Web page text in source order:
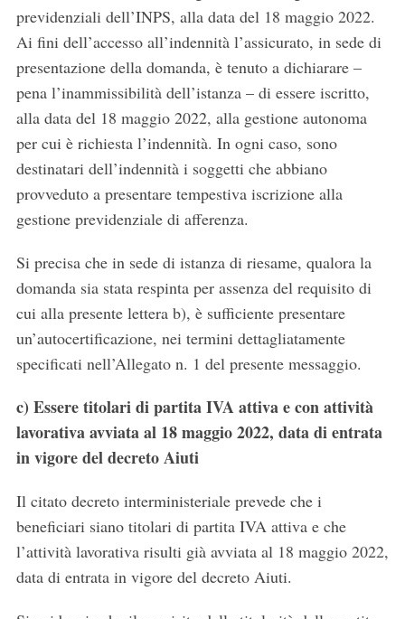
previdenziali dell’INPS, alla data del 18 maggio 2022.
Ai fini dell’accesso all’indennità l’assicurato, in sede di
presentazione della domanda, è tenuto a dichiarare –
pena l’inammissibilità dell’istanza – di essere iscritto,
alla data del 18 maggio 2022, alla gestione autonoma
per cui è richiesta l’indennità. In ogni caso, sono
destinatari dell’indennità i soggetti che abbiano
provveduto a presentare tempestiva iscrizione alla
gestione previdenziale di afferenza.
Si precisa che in sede di istanza di riesame, qualora la
domanda sia stata respinta per assenza del requisito di
cui alla presente lettera b), è sufficiente presentare
un’autocertificazione, nei termini dettagliatamente
specificati nell’Allegato n. 1 del presente messaggio.
c) Essere titolari di partita IVA attiva e con attività
lavorativa avviata al 18 maggio 2022, data di entrata
in vigore del decreto Aiuti
Il citato decreto interministeriale prevede che i
beneficiari siano titolari di partita IVA attiva e che
l’attività lavorativa risulti già avviata al 18 maggio 2022,
data di entrata in vigore del decreto Aiuti.